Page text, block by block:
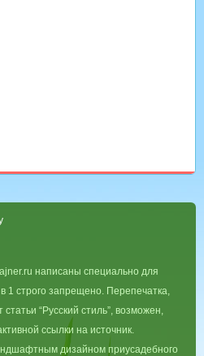
написаны специально для
1 строго запрещено. Перепечатка,
“Русский стиль”, возможен,
ссылки на источник.
дизайном приусадебного